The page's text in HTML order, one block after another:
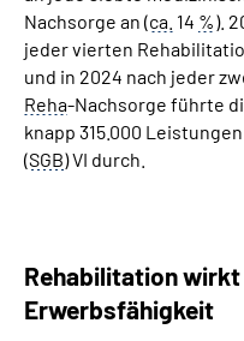
Nachsorge an (ca. ­ 14­ %).
jeder vierten
und in 2024 nach jeder
Reha-Nachsorge führte
knapp 315.000
(SGB)­ VI durch.
Rehabilitation
Erwerbsfähigkeit